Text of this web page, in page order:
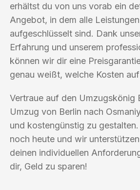
erhältst du von uns vorab ein
Angebot, in dem alle
aufgeschlüsselt sind. Dank
Erfahrung und unserem
können wir dir eine
genau weißt, welche Kosten
Vertraue auf den Umzugskönig
Umzug von Berlin nach
und kostengünstig zu gestalten.
noch heute und wir
deinen individuellen
dir, Geld zu sparen!